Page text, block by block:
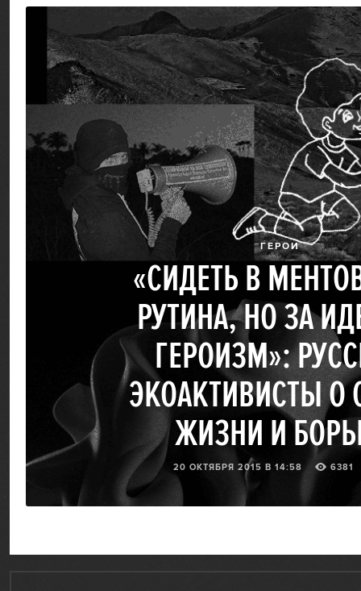
ГЕРОИ
«СИДЕТЬ В
РУТИНА, НО ЗА
ГЕРОИЗМ»:
ЭКОАКТИВИСТЫ О
ЖИЗНИ И
20 ОКТЯБРЯ 2015 В 14:58 6381